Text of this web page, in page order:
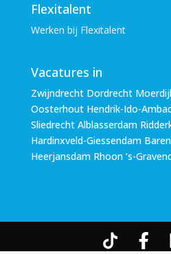
Flexitalent
Werken bij Flexitalent
Vacatures in
Zwijndrecht Dordrecht
Oosterhout Hendrik-Ido-
Sliedrecht Alblasserdam
Hardinxveld-Giessendam
Heerjansdam Rhoon ‘s-